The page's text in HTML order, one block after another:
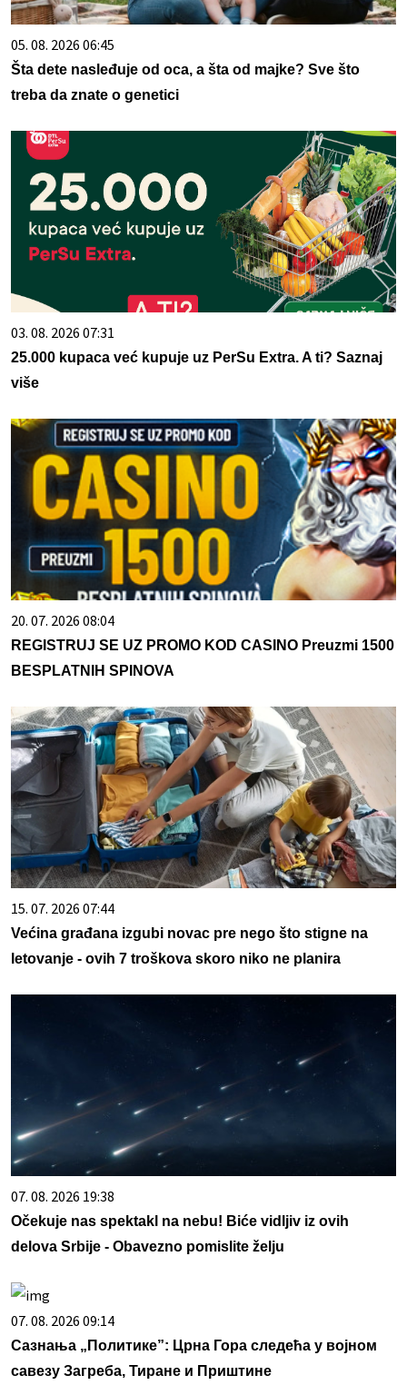
05. 08. 2026 06:45
Šta dete nasleđuje od oca, a šta od majke? Sve što
treba da znate o genetici
03. 08. 2026 07:31
25.000 kupaca već kupuje uz PerSu Extra. A ti? Saznaj
više
20. 07. 2026 08:04
REGISTRUJ SE UZ PROMO KOD CASINO Preuzmi 1500
BESPLATNIH SPINOVA
15. 07. 2026 07:44
Većina građana izgubi novac pre nego što stigne na
letovanje - ovih 7 troškova skoro niko ne planira
07. 08. 2026 19:38
Očekuje nas spektakl na nebu! Biće vidljiv iz ovih
delova Srbije - Obavezno pomislite želju
07. 08. 2026 09:14
Сазнања „Политике”: Црна Гора следећа у војном
савезу Загреба, Тиране и Приштине